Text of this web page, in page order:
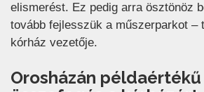
elismerést. Ez pedig arra ösztönöz
tovább fejlesszük a műszerparkot –
kórház vezetője.
Orosházán példaértékű